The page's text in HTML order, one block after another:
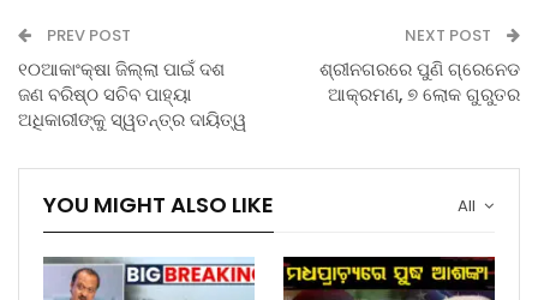
PREV POST
୧୦ଆକାଂକ୍ଷା ଜିଲ୍ଲା ପାଇଁ ଦଶ
ଜଣ ବରିଷ୍ଠ ସଚିବ ପାହ୍ୟା
ଅଧିକାରୀଙ୍କୁ ସ୍ୱତନ୍ତ୍ର ଦାୟିତ୍ୱ
NEXT POST
ଶ୍ରୀନଗରରେ ପୁଣି ଗ୍ରେନେଡ
ଆକ୍ରମଣ, ୭ ଲୋକ ଗୁରୁତର
All
YOU MIGHT ALSO LIKE